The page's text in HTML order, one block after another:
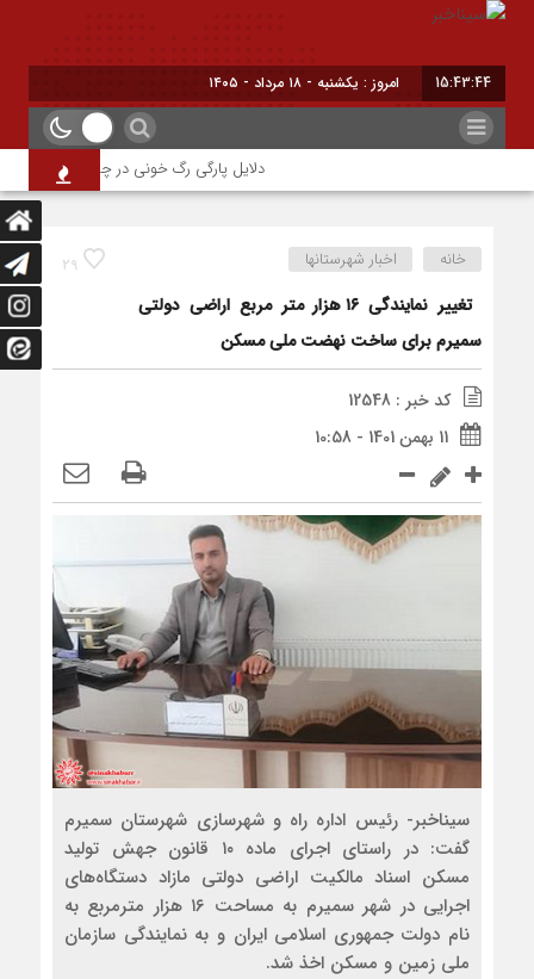
15:43:44 امروز : یکشنبه - ۱۸ مرداد - ۱۴۰۵
دلایل پارگی رگ خونی در چشم/ چه موقع
29 خانه اخبار شهرستانها
تغییر نمایندگی ۱۶ هزار متر مربع اراضی دولتی
سمیرم برای ساخت نهضت ملی مسکن
کد خبر : 12548
11 بهمن 1401 - 10:58
سیناخبر- رئیس اداره راه و شهرسازی شهرستان سمیرم
گفت: در راستای اجرای ماده ۱۰ قانون جهش تولید
مسکن اسناد مالکیت اراضی دولتی مازاد دستگاه‌های
اجرایی در شهر سمیرم به مساحت ۱۶ هزار مترمربع به
نام دولت جمهوری اسلامی ایران و به نمایندگی سازمان
ملی زمین و مسکن اخذ شد.